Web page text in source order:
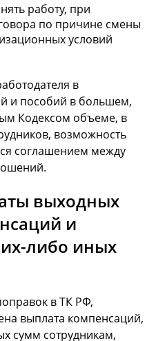
работу, при
по причине смены
условий
в
и пособий в большем,
Кодексом объеме, в
возможность
соглашением между
выходных
и
либо иных
в ТК РФ,
выплата компенсаций,
сумм сотрудникам,